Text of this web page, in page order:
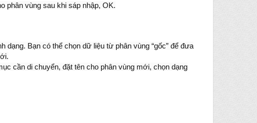
phân vùng sau khi sáp nhập, OK.
dạng. Bạn có thể chọn dữ liệu từ phân vùng “gốc” để đưa
cần di chuyển, đặt tên cho phân vùng mới, chọn dạng